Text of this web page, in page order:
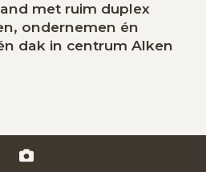
MIJN FAVORIETEN
met ruim duplex
ondernemen én
dak in centrum Alken